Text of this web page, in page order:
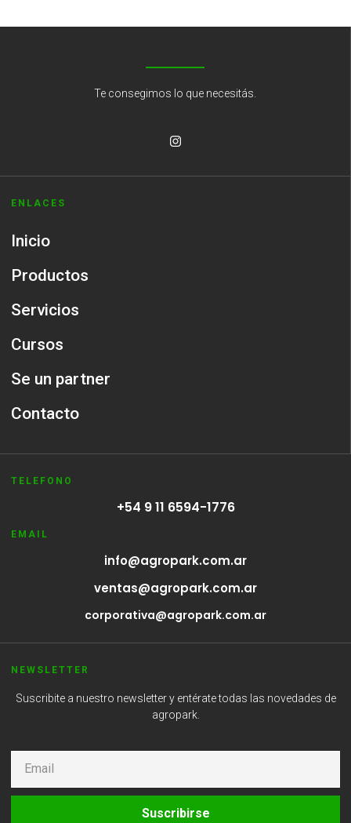
Te consegimos lo que necesitás.
ENLACES
Inicio
Productos
Servicios
Cursos
Se un partner
Contacto
TELEFONO
+54 9 11 6594-1776
EMAIL
info@agropark.com.ar
ventas@agropark.com.ar
corporativa@agropark.com.ar
NEWSLETTER
Suscribite a nuestro newsletter y entérate todas las novedades de
agropark.
Suscribirse